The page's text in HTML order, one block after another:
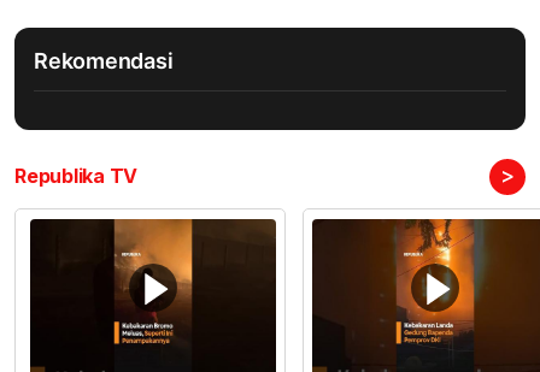
Rekomendasi
Republika TV >